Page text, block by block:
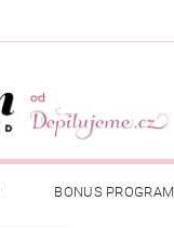
BONUS PROGRAM